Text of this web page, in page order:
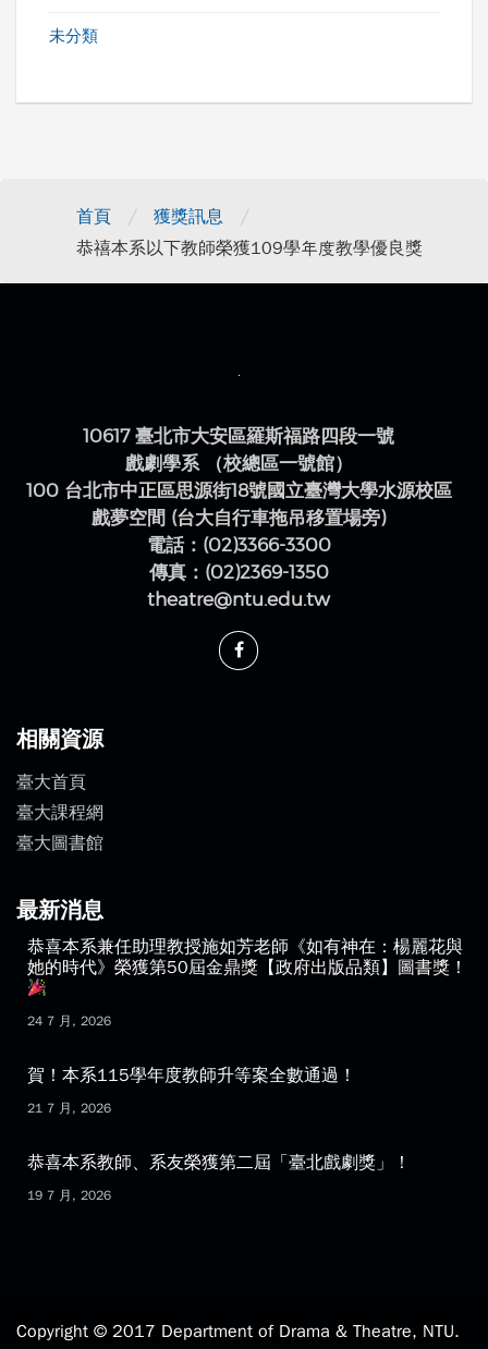
未分類
首頁 / 獲獎訊息 /
恭禧本系以下教師榮獲109學年度教學優良獎
10617 臺北市大安區羅斯福路四段一號
戲劇學系 （校總區一號館）
100 台北市中正區思源街18號國立臺灣大學水源校區
戲夢空間 (台大自行車拖吊移置場旁)
電話：(02)3366-3300
傳真：(02)2369-1350
theatre@ntu.edu.tw
相關資源
臺大首頁
臺大課程網
臺大圖書館
最新消息
恭喜本系兼任助理教授施如芳老師《如有神在：楊麗花與
她的時代》榮獲第50屆金鼎獎【政府出版品類】圖書獎！
24 7 月, 2026
賀！本系115學年度教師升等案全數通過！
21 7 月, 2026
恭喜本系教師、系友榮獲第二屆「臺北戲劇獎」！
19 7 月, 2026
Copyright © 2017 Department of Drama & Theatre, NTU.